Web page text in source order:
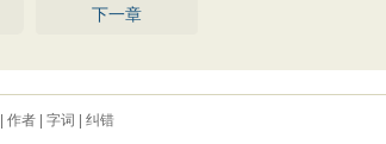
下一章
作者| 字词 纠错